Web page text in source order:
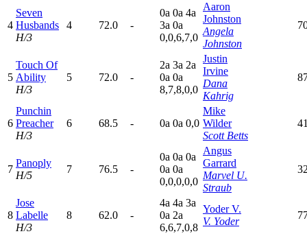
4
Seven
Husbands
H/3
4 72.0 -
0a 0a 4a
3a 0a
0,0,6,7,0
Aaron
Johnston
Angela
Johnston
5
Touch Of
Ability
H/3
5 72.0 -
2a 3a 2a
0a 0a
8,7,8,0,0
Justin
Irvine
Dana
Kahrig
6
Punchin
Preacher
H/3
6 68.5 - 0a 0a 0,0
Mike
Wilder
Scott Betts
7
Panoply
H/5
7 76.5 -
0a 0a 0a
0a 0a
0,0,0,0,0
Angus
Garrard
Marvel U.
Straub
8
Jose
Labelle
H/3
8 62.0 -
4a 4a 3a
0a 2a
6,6,7,0,8
Yoder V.
V. Yoder